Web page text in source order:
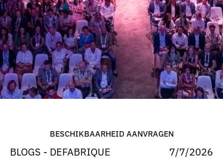
Beurs
Sitting Dinner
Cases
BESCHIKBAARHEID AANVRAGEN
BLOGS - DEFABRIQUE 7/7/2026